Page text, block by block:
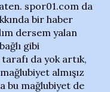
spor01.com da
bir haber
dersem yalan
gibi
da yok artık,
almışız
bu mağlubiyet de